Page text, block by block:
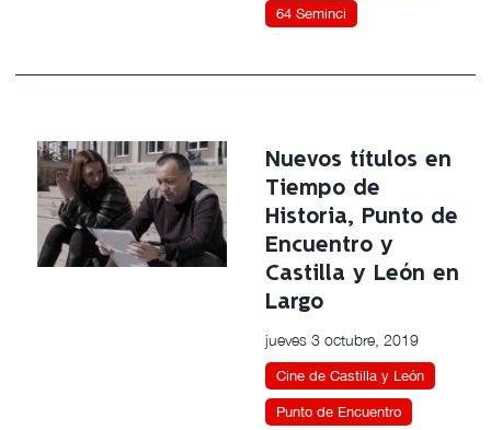
64 Seminci
Nuevos títulos en
Tiempo de
Historia, Punto de
Encuentro y
Castilla y León en
Largo
jueves 3 octubre, 2019
Cine de Castilla y León
Punto de Encuentro